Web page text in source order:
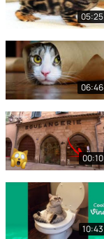
05:25
06:46
00:10
10:43